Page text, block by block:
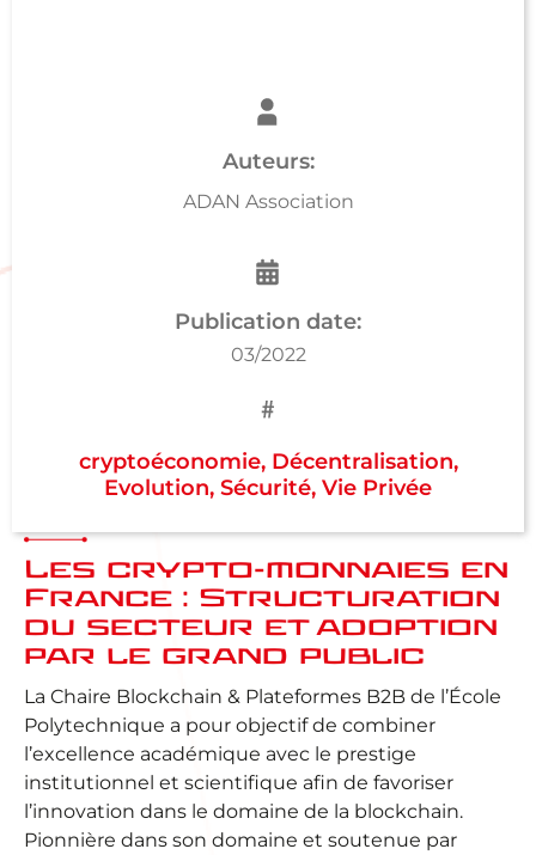
Auteurs:
ADAN Association
Publication date:
03/2022
cryptoéconomie, Décentralisation,
Evolution, Sécurité, Vie Privée
Les crypto-monnaies en
France : Structuration
du secteur et adoption
par le grand public
La Chaire Blockchain & Plateformes B2B de l’École
Polytechnique a pour objectif de combiner
l’excellence académique avec le prestige
institutionnel et scientifique afin de favoriser
l’innovation dans le domaine de la blockchain.
Pionnière dans son domaine et soutenue par